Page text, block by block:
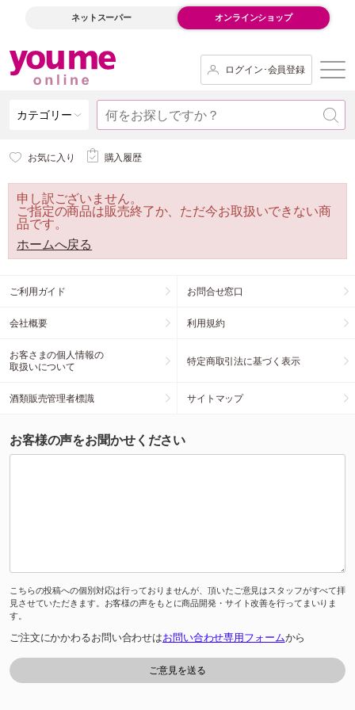
ネットスーパー オンラインショップ
ログイン･会員登録
カテゴリー
お気に入り 購入履歴
申し訳ございません。
ご指定の商品は販売終了か、ただ今お取扱いできない商
品です。
ホームへ戻る
ご利用ガイド お問合せ窓口
会社概要 利用規約
お客さまの個人情報の
取扱いについて
特定商取引法に基づく表示
酒類販売管理者標識 サイトマップ
お客様の声をお聞かせください
こちらの投稿への個別対応は行っておりませんが、頂いたご意見はスタッフがすべて拝
見させていただきます。お客様の声をもとに商品開発・サイト改善を行ってまいりま
す。
ご注文にかかわるお問い合わせはお問い合わせ専用フォームから